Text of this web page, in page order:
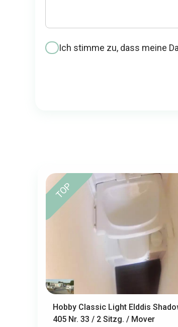
Ich stimme zu, dass meine
TOP
Hobby Classic Light Elddis
405 Nr. 33 / 2 Sitzg. / Mover